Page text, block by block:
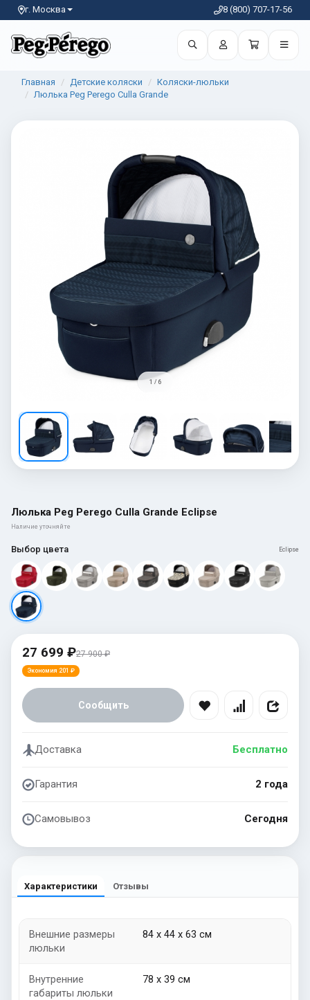
г. Москва 8 (800) 707-17-56
Главная Детские коляски
Коляски-люльки
Люлька Peg Perego Culla Grande
1 / 6
Люлька Peg Perego Culla Grande Eclipse
Наличие уточняйте
Выбор цвета Eclipse
27 699 ₽27 900 ₽
Экономия 201 ₽
Сообщить
Доставка Бесплатно
Гарантия 2 года
Самовывоз Сегодня
Характеристики Отзывы
Внешние размеры
люльки
84 х 44 x 63 см
Внутренние
габариты люльки
78 х 39 см